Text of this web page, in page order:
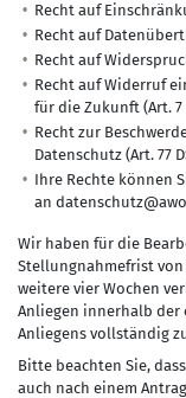
Recht auf
Recht auf
Recht auf
Recht auf Widerruf
für die Zukunft (Art. 7
Recht zur
Datenschutz (Art. 77
Ihre Rechte können
an
Wir haben für die
Stellungnahmefrist von
weitere vier Wochen
Anliegen innerhalb der
Anliegens vollständig
Bitte beachten Sie,
auch nach einem